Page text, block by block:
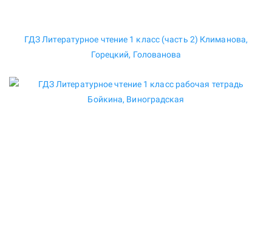
ГДЗ Литературное чтение 1 класс (часть 2) Климанова,
Горецкий, Голованова